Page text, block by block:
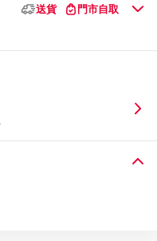
送貨 門市自取